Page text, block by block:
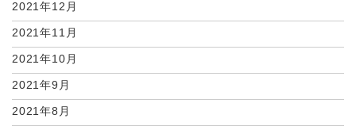
2021年12月
2021年11月
2021年10月
2021年9月
2021年8月